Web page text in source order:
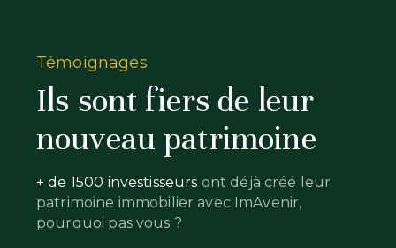
Témoignages
Ils sont fiers de leur
nouveau patrimoine
+ de 1500 investisseurs ont déjà créé leur
patrimoine immobilier avec ImAvenir,
pourquoi pas vous ?